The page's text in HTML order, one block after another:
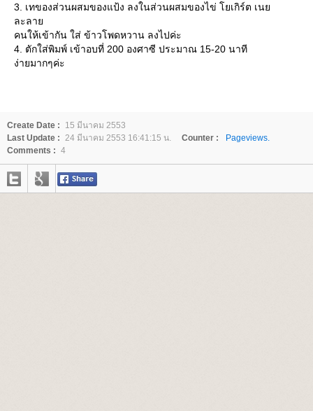
3. เทของส่วนผสมของแป้ง ลงในส่วนผสมของไข่ โยเกิร์ต เน
ละลา
คนให้เข้ากัน ใส่ ข้าวโพดหวาน ลงไปค่ะ
4. ตักใส่พิมพ์ เข้าอบที่ 200 องศาซี ประมาณ 15-20 นาที
ง่ายมากๆค่ะ
Create Date :
15 มีนาคม 2553
Last Update :
24 มีนาคม 2553 16:41:15 น. Counter :
Pageviews.
Comments : 4